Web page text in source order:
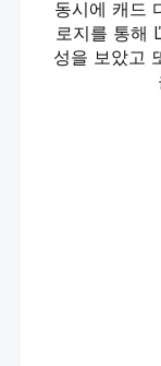
동시에 캐드
로지를 통해
성을 보았고